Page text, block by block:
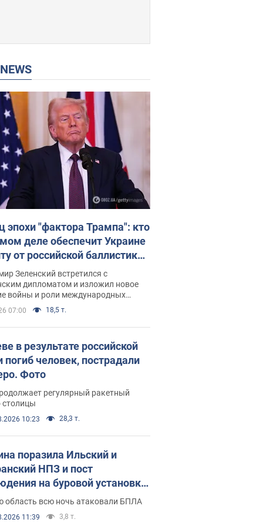
NEWS
эпохи "фактора Трампа": кто
деле обеспечит Украине
от российской баллистики.
с Безсмертным
Зеленский встретился с
дипломатом и изложил новое
войны и роли международных
в борьбе с Россией
07:00 18,5 т.
в результате российской
погиб человек, пострадали
Фото
регулярный ракетный
столицы
10:23 28,3 т.
поразила Ильский и
НПЗ и пост
на буровой установке
Генштаб раскрыл детали.
видео
область всю ночь атаковали БПЛА
11:39 3,8 т.